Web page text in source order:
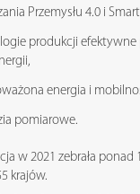
Przemysłu 4.0 i
produkcji efektywne
energia i
pomiarowe.
w 2021 zebrała ponad
krajów.